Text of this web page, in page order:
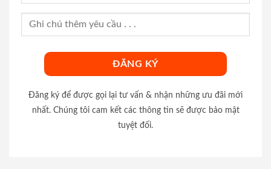
Đăng ký để được gọi lại tư vấn & nhận những ưu đãi mới
nhất. Chúng tôi cam kết các thông tin sẽ được bảo mật
tuyệt đối.